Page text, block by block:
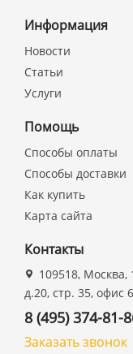
Информация
Новости
Статьи
Услуги
Помощь
Способы оплаты
Способы доставки
Как купить
Карта сайта
Контакты
109518,
д.20, стр. 35, офис
8 (495) 374-81-
Заказать звонок